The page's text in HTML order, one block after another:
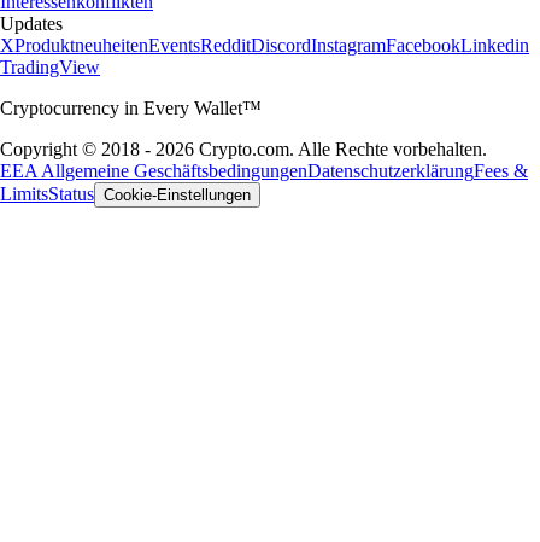
Updates
XProduktneuheitenEventsRedditDiscordInstagramFacebookLinkedin
TradingView
Cryptocurrency in Every Wallet™
Copyright © 2018 - 2026 Crypto.com. Alle Rechte vorbehalten.
EEA Allgemeine GeschäftsbedingungenDatenschutzerklärungFees &
LimitsStatus Cookie-Einstellungen